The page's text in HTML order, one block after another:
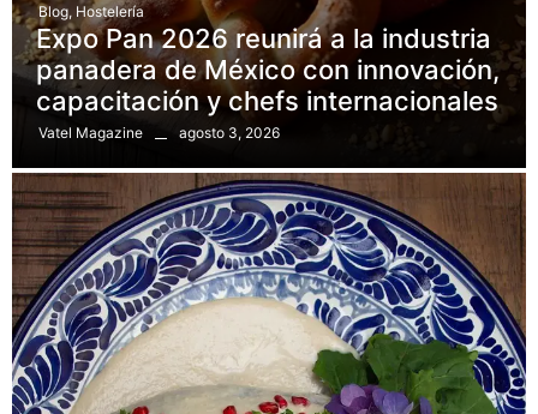
Blog, Hostelería
Expo Pan 2026 reunirá a la industria
panadera de México con innovación,
capacitación y chefs internacionales
Vatel Magazine agosto 3, 2026